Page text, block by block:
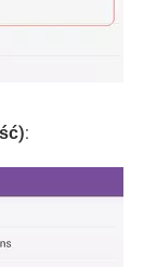
: